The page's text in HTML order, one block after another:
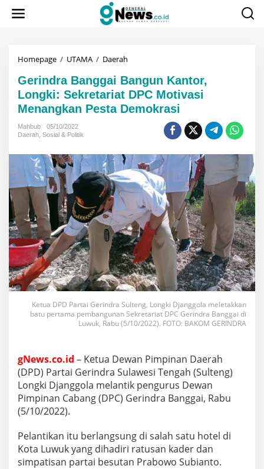
Homepage / UTAMA / Daerah
Bangun
Kantor,
Longki:
Sekretariat
Pesta
Demokrasi
Gerindra Banggai Bangun Kantor,
Longki: Sekretariat DPC Motivasi
Menangkan Pesta Demokrasi
Mahbub
05/10/2022
Daerah Sosial & Politik
Ketua DPD Partai Gerindra Sulteng, Longki Djanggola meletakkan
batu pertama pembangunan Sekretariat DPC Gerindra Banggai di
Luwuk, Rabu (5/10/2022). FOTO: BAKOM GERINDRA
gNews.co.id – Ketua Dewan Pimpinan Daerah
(DPD) Partai Gerindra Sulawesi Tengah (Sulteng)
Longki Djanggola melantik pengurus Dewan
Pimpinan Cabang (DPC) Gerindra Banggai, Rabu
(5/10/2022).
Pelantikan itu berlangsung di salah satu hotel di
Kota Luwuk yang dihadiri ratusan kader dan
simpatisan partai besutan Prabowo Subianto.